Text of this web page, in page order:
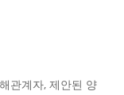
관계자, 제안된 양